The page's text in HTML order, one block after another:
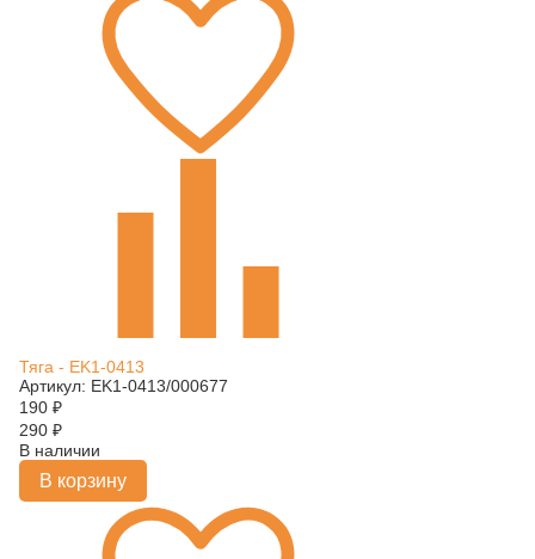
Тяга - EK1-0413
Артикул: EK1-0413/000677
190 ₽
290 ₽
В наличии
В корзину